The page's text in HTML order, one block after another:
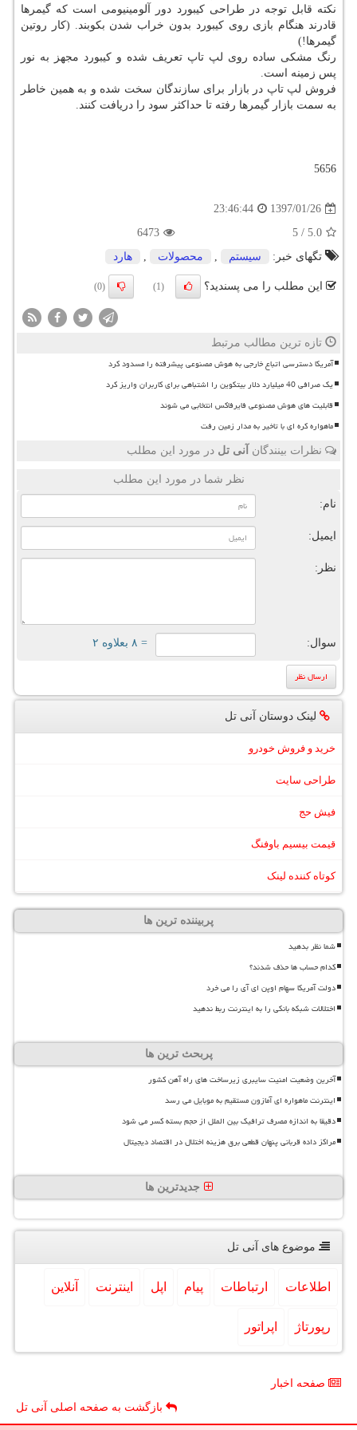
نكته قابل توجه در طراحی كیبورد دور آلومینیومی است كه گیمرها
قادرند هنگام بازی روی كیبورد بدون خراب شدن بكوبند. (كار روتین
گیمرها!)
رنگ مشكی ساده روی لپ تاپ تعریف شده و كیبورد مجهز به نور
پس زمینه است.
فروش لپ تاپ در بازار برای سازندگان سخت شده و به همین خاطر
به سمت بازار گیمرها رفته تا حداكثر سود را دریافت كنند.
5656
1397/01/26
23:46:44
5.0
/
5
6473
تگهای خبر:
سیستم , محصولات , هارد
این مطلب را می پسندید؟ (1)
(0)
تازه ترین مطالب مرتبط
آمریکا دسترسی اتباع خارجی به هوش مصنوعی پیشرفته را مسدود کرد
یک صرافی 40 میلیارد دلار بیتکوین را اشتباهی برای کاربران واریز کرد
قابلیت های هوش مصنوعی فایرفاکس انتخابی می شوند
ماهواره کره ای با تاخیر به مدار زمین رفت
نظرات بینندگان آنی تل در مورد این مطلب
نظر شما در مورد این مطلب
نام:
ایمیل:
نظر:
سوال: = ۸ بعلاوه ۲
لینک دوستان آنی تل
خرید و فروش خودرو
طراحی سایت
فیش حج
قیمت بیسیم باوفنگ
کوتاه کننده لینک
پربیننده ترین ها
شما نظر بدهید
کدام حساب ها حذف شدند؟
دولت آمریکا سهام اوپن ای آی را می خرد
اختلالات شبکه بانکی را به اینترنت ربط ندهید
پربحث ترین ها
آخرین وضعیت امنیت سایبری زیرساخت های راه آهن کشور
اینترنت ماهواره ای آمازون مستقیم به موبایل می رسد
دقیقا به اندازه مصرف ترافیک بین الملل از حجم بسته کسر می شود
مراکز داده قربانی پنهان قطعی برق هزینه اختلال در اقتصاد دیجیتال
جدیدترین ها
موضوع های آنی تل
اطلاعات ارتباطات پیام اپل اینترنت آنلاین
رپورتاژ اپراتور
صفحه اخبار
بازگشت به صفحه اصلی آنی تل